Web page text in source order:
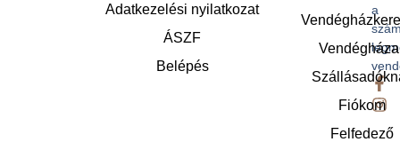
a
Fiókom
Felfedező
Adatkezelési nyilatkozat
ÁSZF
Belépés